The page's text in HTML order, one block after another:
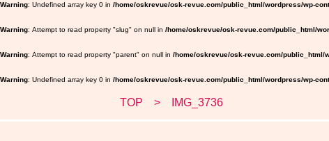
Warning : Undefined array key 0 in /home/oskrevue/osk-revue.com/public_html/wordpress/wp-
Warning : Attempt to read property "slug" on null in /home/oskrevue/osk-revue.com/public_html/
Warning : Attempt to read property "parent" on null in /home/oskrevue/osk-revue.com/public_html/
Warning : Undefined array key 0 in /home/oskrevue/osk-revue.com/public_html/wordpress/wp-
TOP IMG_3736